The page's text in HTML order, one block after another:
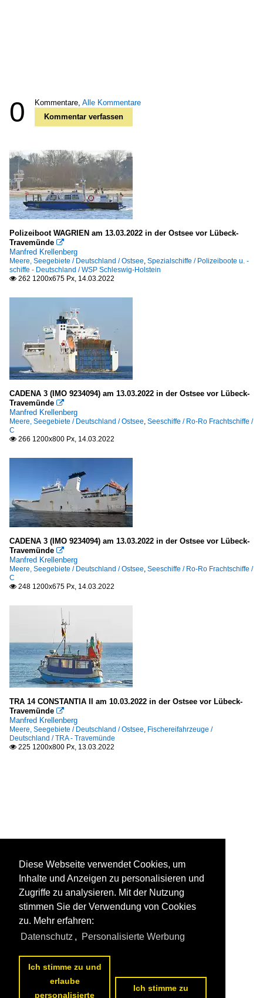
0 Kommentare, Alle Kommentare
Kommentar verfassen
Polizeiboot WAGRIEN am 13.03.2022 in der Ostsee vor Lübeck-
Travemünde 
Manfred Krellenberg
Meere, Seegebiete / Deutschland / Ostsee, Spezialschiffe / Polizeiboote u. -
schiffe - Deutschland / WSP Schleswig-Holstein
 262 1200x675 Px, 14.03.2022
CADENA 3 (IMO 9234094) am 13.03.2022 in der Ostsee vor Lübeck-
Travemünde 
Manfred Krellenberg
Meere, Seegebiete / Deutschland / Ostsee, Seeschiffe / Ro-Ro Frachtschiffe /
C
 266 1200x800 Px, 14.03.2022
CADENA 3 (IMO 9234094) am 13.03.2022 in der Ostsee vor Lübeck-
Travemünde 
Manfred Krellenberg
Meere, Seegebiete / Deutschland / Ostsee, Seeschiffe / Ro-Ro Frachtschiffe /
C
 248 1200x675 Px, 14.03.2022
TRA 14 CONSTANTIA II am 10.03.2022 in der Ostsee vor Lübeck-
Travemünde 
Manfred Krellenberg
Meere, Seegebiete / Deutschland / Ostsee, Fischereifahrzeuge /
Deutschland / TRA - Travemünde
 225 1200x800 Px, 13.03.2022
Diese Webseite verwendet Cookies, um
Inhalte und Anzeigen zu personalisieren und
Zugriffe zu analysieren. Mit der Nutzung
stimmen Sie der Verwendung von Cookies
zu. Mehr erfahren:
Datenschutz , Personalisierte Werbung
Ich stimme zu und
erlaube
personalisierte
Ich stimme zu